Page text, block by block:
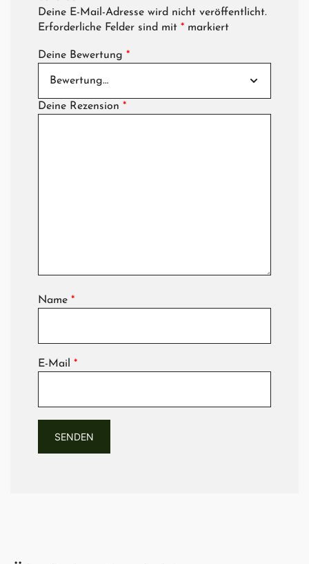
Deine E-Mail-Adresse wird nicht veröffentlicht.
Erforderliche Felder sind mit * markiert
Deine Bewertung *
Deine Rezension *
Name *
E-Mail *